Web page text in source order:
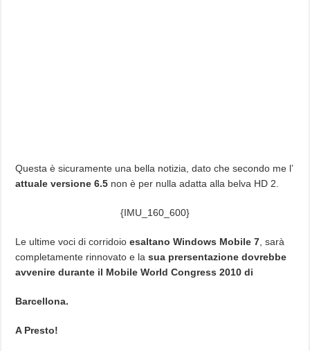
Questa è sicuramente una bella notizia, dato che secondo me l’
attuale versione 6.5 non è per nulla adatta alla belva HD 2.
{IMU_160_600}
Le ultime voci di corridoioesaltano Windows Mobile 7 , sarà
completamente rinnovato e lasua prersentazione dovrebbe
avvenire durante il Mobile World Congress 2010 di
Barcellona.
A Presto!